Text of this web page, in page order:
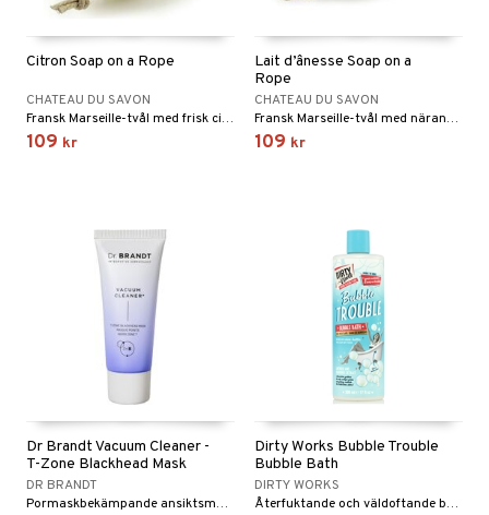
Citron Soap on a Rope
CHATEAU DU SAVON
Fransk Marseille-tvål med frisk citrondoft och mild peelingeffekt.
109 kr
Lait d’ânesse Soap on a
Rope
CHATEAU DU SAVON
Fransk Marseille-tvål med närande åsnemjölk och praktiskt rep.
109 kr
Dr Brandt Vacuum Cleaner -
T-Zone Blackhead Mask
DR BRANDT
Pormaskbekämpande ansiktsmask från Dr Brandt
Dirty Works Bubble Trouble
Bubble Bath
DIRTY WORKS
Återfuktande och väldoftande badskum med macadamia- och arganolja.